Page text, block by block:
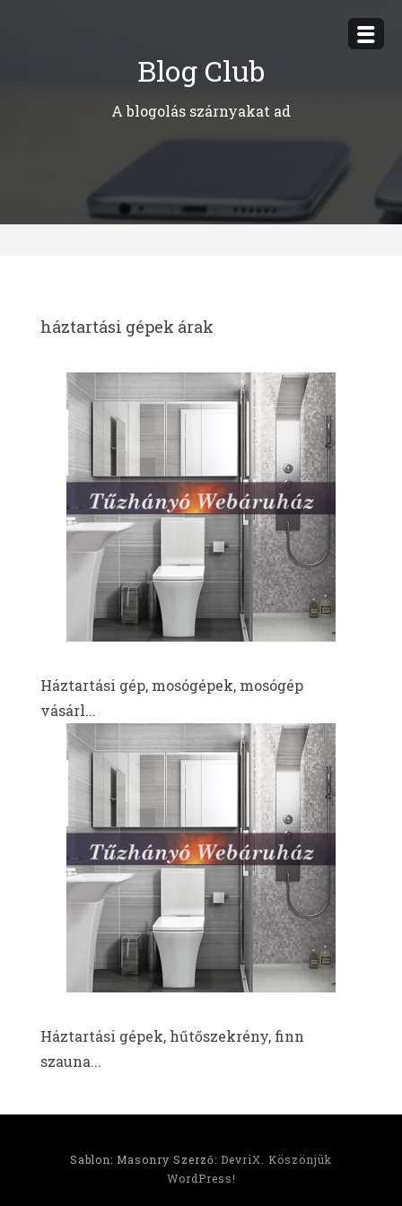
Blog Club
A blogolás szárnyakat ad
háztartási gépek árak
Háztartási gép, mosógépek, mosógép
vásárl...
Háztartási gépek, hűtőszekrény, finn
szauna...
Sablon: Masonry Szerző: DevriX
Köszönjük
WordPress!